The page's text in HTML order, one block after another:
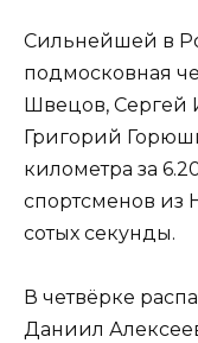
Сильнейшей в
подмосковная
Швецов, Сергей
Григорий
километра за
спортсменов из
сотых секунды.
В четвёрке
Даниил